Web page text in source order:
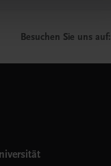
Besuchen Sie uns auf: